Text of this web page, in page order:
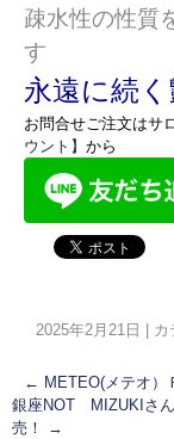
疎水性の性質
す
永遠に続
お問合せご注文はサ
ウント】 から
2025年2月21日 カ
← METEO(メテオ）
銀座NOT MIZUKIさん
売！
→